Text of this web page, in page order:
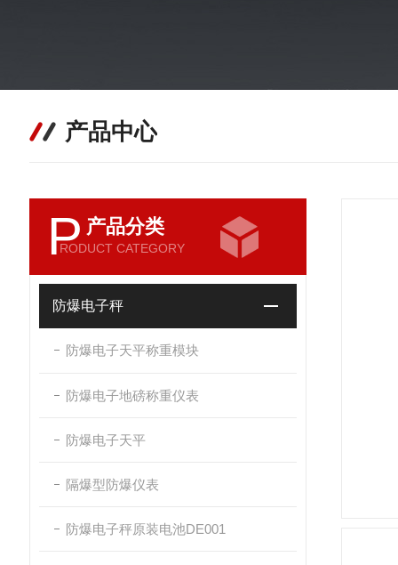
产品中心
P 产品分类
RODUCT CATEGORY
防爆电子秤
防爆电子天平称重模块
防爆电子地磅称重仪表
防爆电子天平
隔爆型防爆仪表
防爆电子秤原装电池DE001